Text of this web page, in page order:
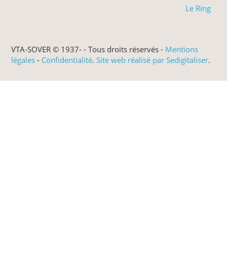
Le Ring
VTA-SOVER © 1937- - Tous droits réservés - Mentions
légales - Confidentialité.Site web réalisé par Sedigitaliser.